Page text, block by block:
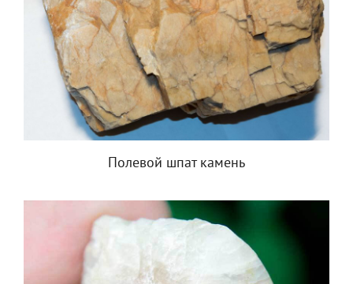
Полевой шпат камень